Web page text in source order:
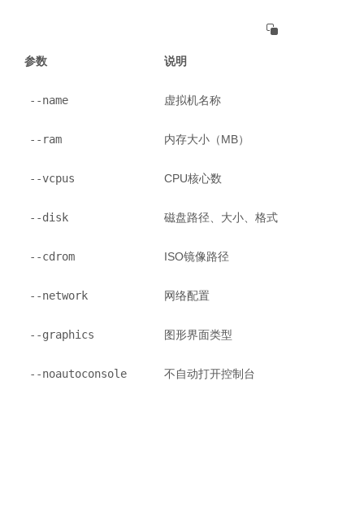
参数 说明
--name 虚拟机名称
--ram 内存大小（MB）
--vcpus CPU核心数
--disk 磁盘路径、大小、格式
--cdrom ISO镜像路径
--network 网络配置
--graphics 图形界面类型
--noautoconsole 不自动打开控制台